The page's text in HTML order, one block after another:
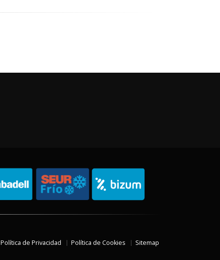
Política de Privacidad Política de Cookies Sitemap